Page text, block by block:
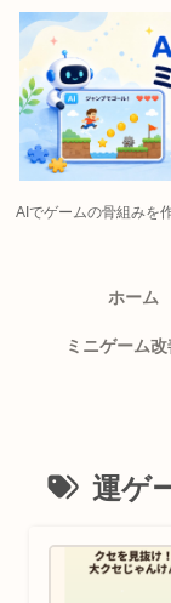
AIでゲームの骨組みを
ホーム
ミニゲーム改
運ゲ